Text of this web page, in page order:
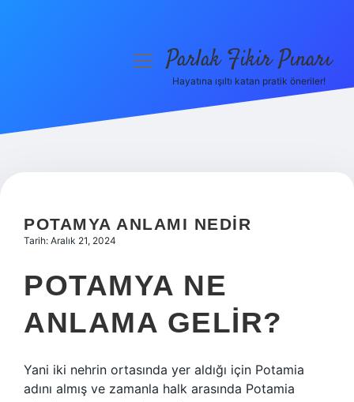
Hakkımızda
menüyüParlak Fikir Pınarı
Hayatına ışıltı katan pratik öneriler!
POTAMYA ANLAMI NEDIR
Tarih: Aralık 21, 2024
POTAMYA NE
ANLAMA GELIR?
Yani iki nehrin ortasında yer aldığı için Potamia
adını almış ve zamanla halk arasında Potamia